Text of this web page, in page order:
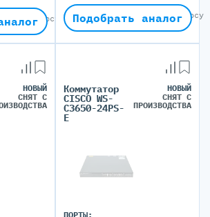
по запросу Окончательная цена по запросу
Подобрать аналог
НОВЫЙ
СНЯТ С
Коммутатор
CISCO WS-
C3650-24PS-
E
НОВЫЙ
СНЯТ С
ПРОИЗВОДСТВА
ПОРТЫ: